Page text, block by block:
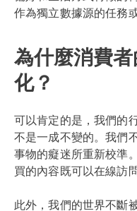
作為獨立數據源的任務
為什麼消費
化？
可以肯定的是，我們的
不是一成不變的。我們
事物的癡迷所重新校準
買的內容既可以在線訪
此外，我們的世界不斷